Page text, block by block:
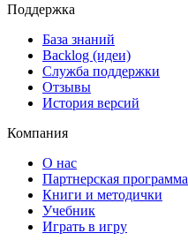
Поддержка
База знаний
Backlog (идеи)
Служба поддержки
Отзывы
История версий
Компания
О нас
Партнерская программа
Книги и методички
Учебник
Играть в игру